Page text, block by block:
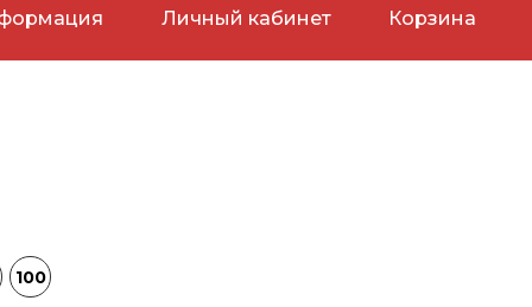
Личный кабинет Корзина
100